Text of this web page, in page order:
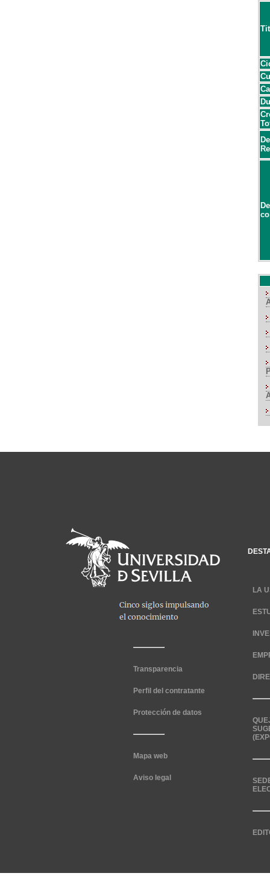
Transparencia
Perfil del contratante
Protección de datos
Mapa web
Aviso legal
LA